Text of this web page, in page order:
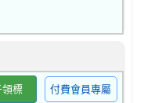
領標 付費會員專屬